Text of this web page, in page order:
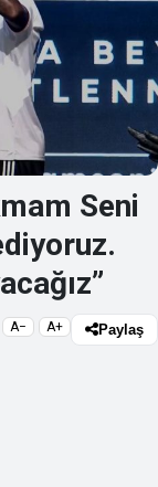
Seni
A− A+ Paylaş